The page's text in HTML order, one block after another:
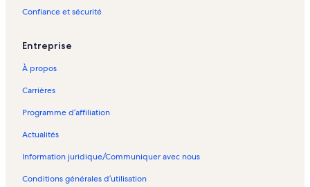
Confiance et sécurité
Entreprise
À propos
Carrières
Programme d’affiliation
Actualités
Information juridique/Communiquer avec nous
Conditions générales d’utilisation